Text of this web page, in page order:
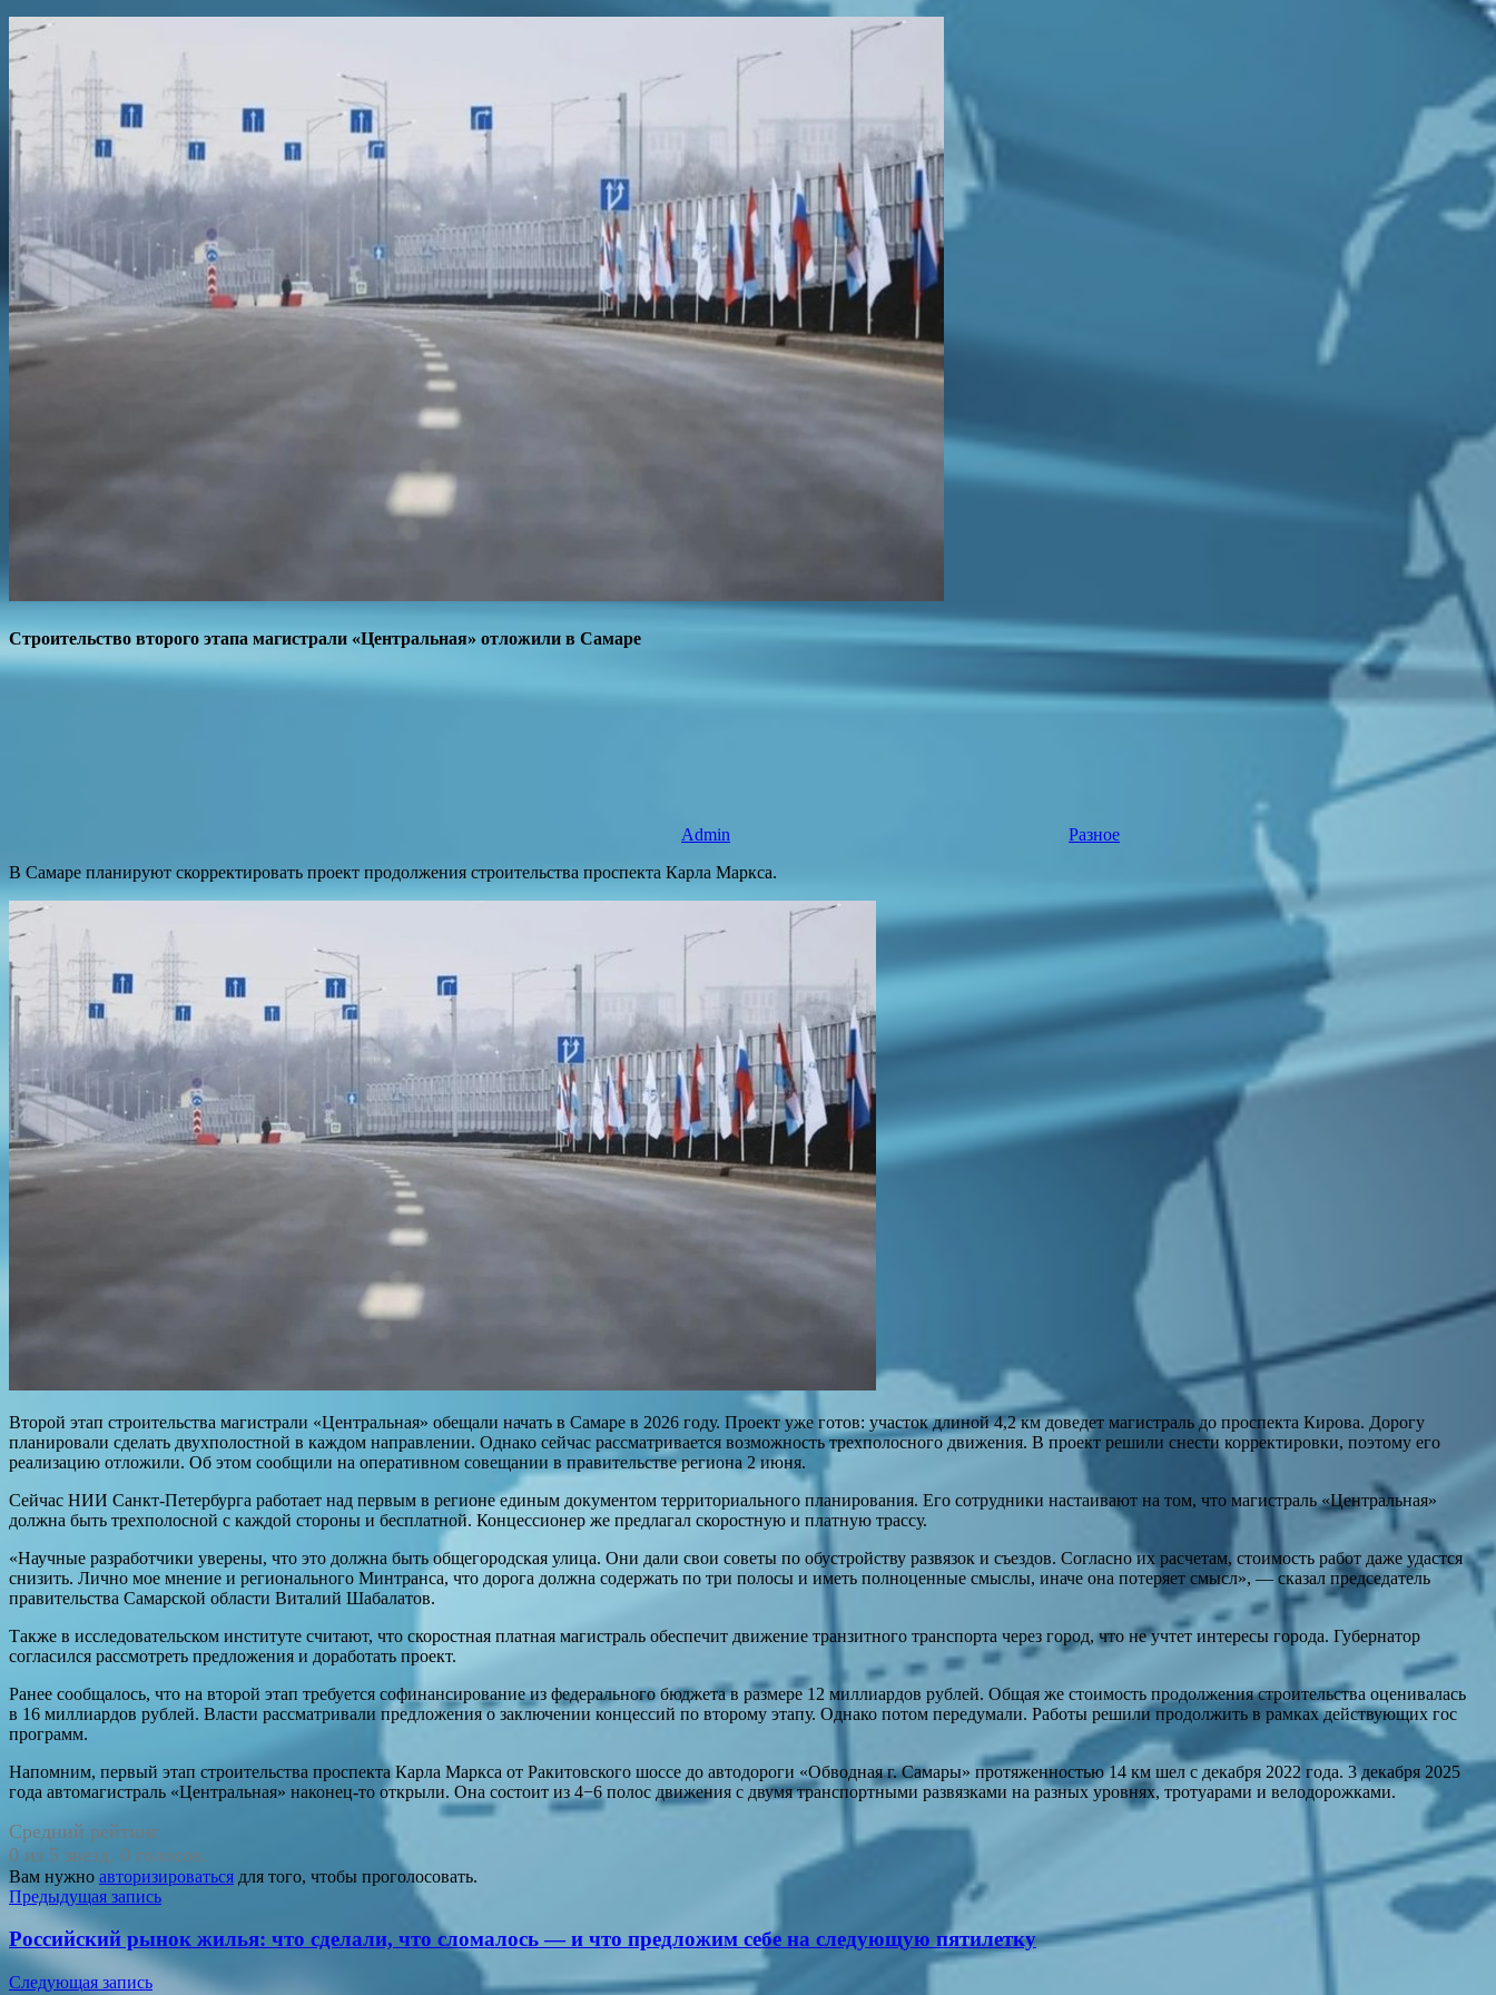
Строительство второго этапа магистрали «Центральная» отложили в Самаре
Admin
Разное
В Самаре планируют скорректировать проект продолжения строительства проспекта Карла Маркса.
Второй этап строительства магистрали «Центральная» обещали начать в Самаре в 2026 году. Проект уже готов: участок длиной 4,2 км доведет магистраль до проспекта Кирова. Дорогу
планировали сделать двухполостной в каждом направлении. Однако сейчас рассматривается возможность трехполосного движения. В проект решили снести корректировки, поэтому его
реализацию отложили. Об этом сообщили на оперативном совещании в правительстве региона 2 июня.
Сейчас НИИ Санкт-Петербурга работает над первым в регионе единым документом территориального планирования. Его сотрудники настаивают на том, что магистраль «Центральная»
должна быть трехполосной с каждой стороны и бесплатной. Концессионер же предлагал скоростную и платную трассу.
«Научные разработчики уверены, что это должна быть общегородская улица. Они дали свои советы по обустройству развязок и съездов. Согласно их расчетам, стоимость работ даже удастся
снизить. Лично мое мнение и регионального Минтранса, что дорога должна содержать по три полосы и иметь полноценные смыслы, иначе она потеряет смысл», — сказал председатель
правительства Самарской области Виталий Шабалатов.
Также в исследовательском институте считают, что скоростная платная магистраль обеспечит движение транзитного транспорта через город, что не учтет интересы города. Губернатор
согласился рассмотреть предложения и доработать проект.
Ранее сообщалось, что на второй этап требуется софинансирование из федерального бюджета в размере 12 миллиардов рублей. Общая же стоимость продолжения строительства оценивалась
в 16 миллиардов рублей. Власти рассматривали предложения о заключении концессий по второму этапу. Однако потом передумали. Работы решили продолжить в рамках действующих гос
программ.
Напомним, первый этап строительства проспекта Карла Маркса от Ракитовского шоссе до автодороги «Обводная г. Самары» протяженностью 14 км шел с декабря 2022 года. 3 декабря 2025
года автомагистраль «Центральная» наконец-то открыли. Она состоит из 4−6 полос движения с двумя транспортными развязками на разных уровнях, тротуарами и велодорожками.
Средний рейтинг
0 из 5 звезд. 0 голосов.
Вам нужно авторизироваться для того, чтобы проголосовать.
Навигация
по
записям
Предыдущая запись
Российский рынок жилья: что сделали, что сломалось — и что предложим себе на следующую пятилетку
Следующая запись